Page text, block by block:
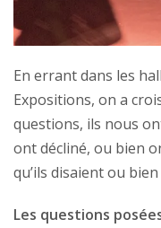
En errant dans les
Expositions, on a
questions, ils nous
ont décliné, ou bien
qu’ils disaient ou
Les questions